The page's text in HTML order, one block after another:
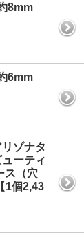
8mm
6mm
ゾナタ
ーティ
ス（穴
1個2,43